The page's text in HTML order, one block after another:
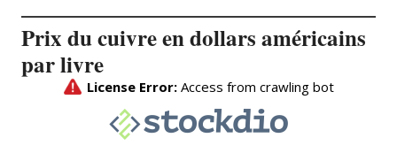
Prix du cuivre en dollars américains
par livre